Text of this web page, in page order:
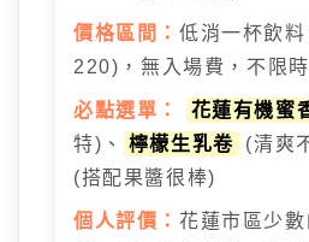
價格區間： 低消一杯飲
220)，無入場費，不限時
必點選單： 花蓮有機蜜
特)、
檸檬生乳卷 (清爽
(搭配果醬很棒)
個人評價： 花蓮市區少數